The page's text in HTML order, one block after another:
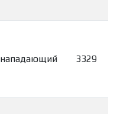
нападающий 3329